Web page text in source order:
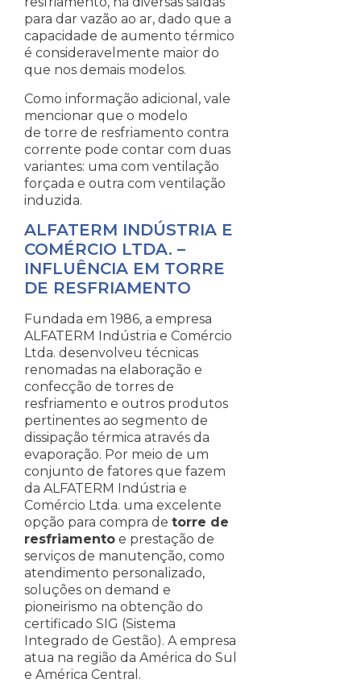
para dar vazão ao ar, dado que a
capacidade de aumento térmico
é consideravelmente maior do
que nos demais modelos.
Como informação adicional, vale
mencionar que o modelo
de torre de resfriamento contra
corrente pode contar com duas
variantes: uma com ventilação
forçada e outra com ventilação
induzida.
ALFATERM INDÚSTRIA E
COMÉRCIO LTDA. –
INFLUÊNCIA EM TORRE
DE RESFRIAMENTO
Fundada em 1986, a empresa
ALFATERM Indústria e Comércio
Ltda. desenvolveu técnicas
renomadas na elaboração e
confecção de torres de
resfriamento e outros produtos
pertinentes ao segmento de
dissipação térmica através da
evaporação. Por meio de um
conjunto de fatores que fazem
da ALFATERM Indústria e
Comércio Ltda. uma excelente
opção para compra de torre de
resfriamento e prestação de
serviços de manutenção, como
atendimento personalizado,
soluções on demand e
pioneirismo na obtenção do
certificado SIG (Sistema
Integrado de Gestão). A empresa
atua na região da América do Sul
e América Central.